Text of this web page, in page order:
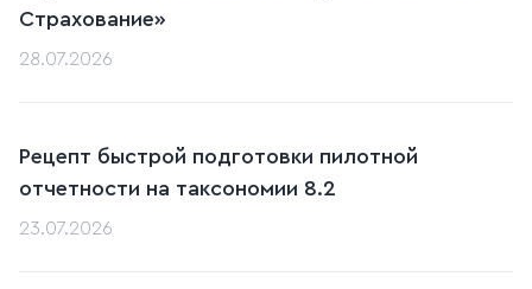
Страхование»
28.07.2026
Рецепт быстрой подготовки пилотной
отчетности на таксономии 8.2
23.07.2026